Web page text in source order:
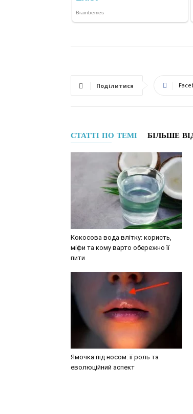
Поділитися
СТАТТІ ПО ТЕМІ БІЛЬШЕ
Кокосова вода влітку: користь,
міфи та кому варто обережно її
пити
Ямочка під носом: її роль та
еволюційний аспект